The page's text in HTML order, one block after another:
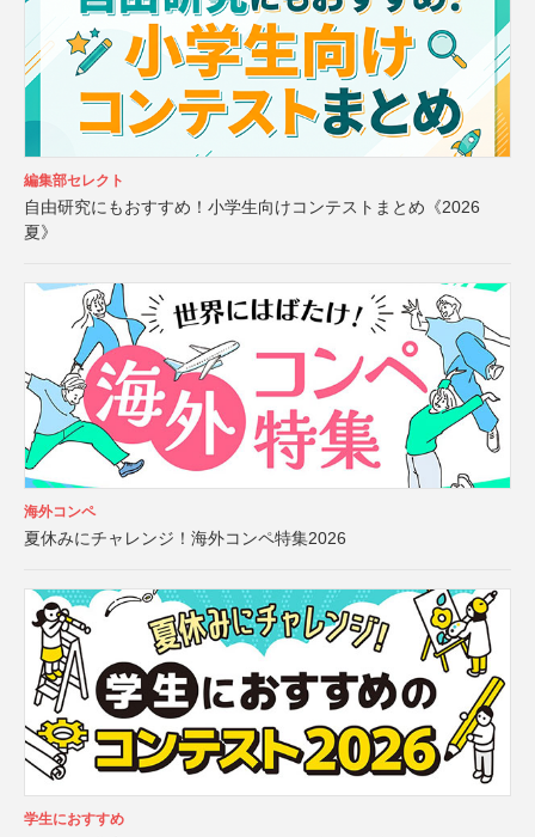
編集部セレクト
自由研究にもおすすめ！小学生向けコンテストまとめ《2026
夏》
海外コンペ
夏休みにチャレンジ！海外コンペ特集2026
学生におすすめ